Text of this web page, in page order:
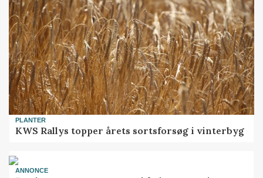
PLANTER
KWS Rallys topper årets sortsforsøg i vinterbyg
ANNONCE